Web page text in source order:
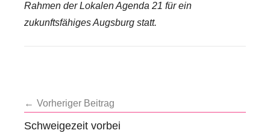
Rahmen der Lokalen Agenda 21 für ein
zukunftsfähiges Augsburg statt.
ä
n
Beitragsnavigation
Vorheriger Beitrag
Schweigezeit vorbei